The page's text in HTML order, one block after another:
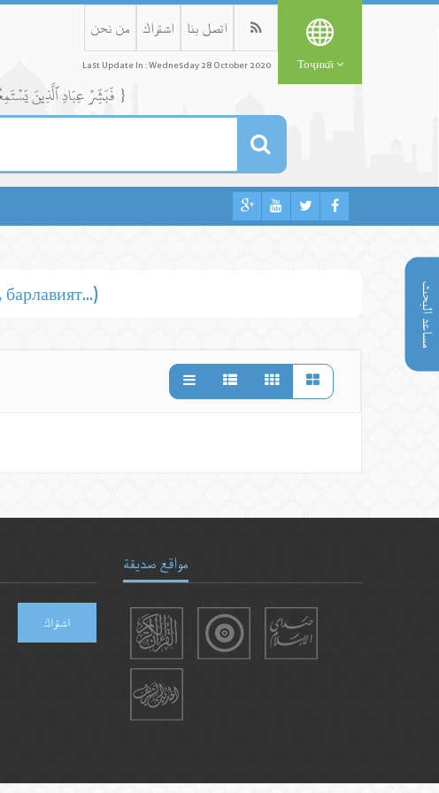
مساعد البحث
من نحن اشتراك اتصل بنا
Last Update In : Wednesday 28 October 2020 Тоҷикӣ
{ فَبَشِّرۡ عِبَادِ ٱلَّذِينَ يَسۡتَمِعُونَ ٱلۡقَوۡلَ فَيَتَّبِعُونَ أَحۡسَنَهُۥٓۚ أُوْلَٰٓئِكَ ٱلَّذِينَ هَدَىٰهُمُ ٱللَّهُۖ وَأُوْلَٰٓئِكَ هُمۡ أُوْلُواْ ٱلۡأَلۡبَٰبِ }
اشتراك
مواقع صديقة